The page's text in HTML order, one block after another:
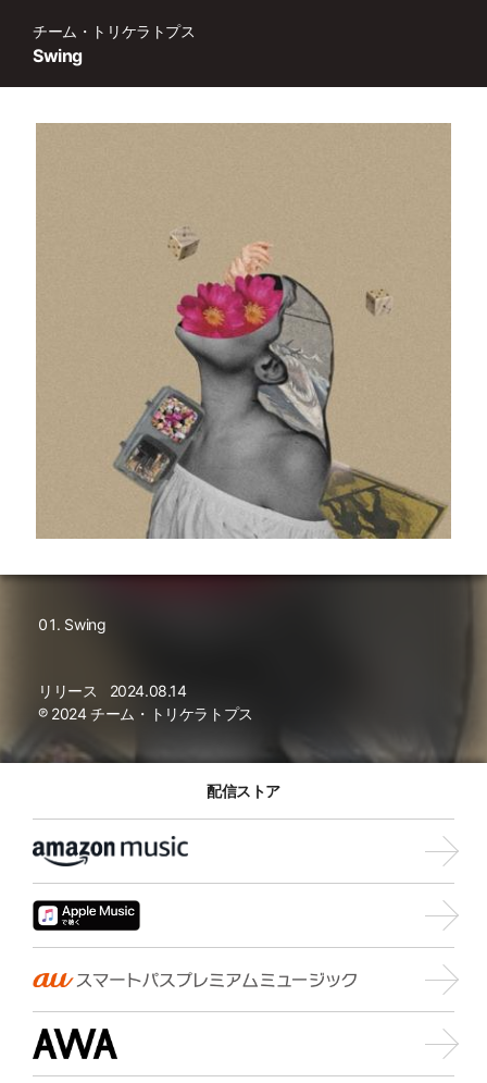
Swing
チーム・トリケラトプス
Swing
リリース
2024.08.14
℗ 2024 チーム・トリケラトプス
配信ストア